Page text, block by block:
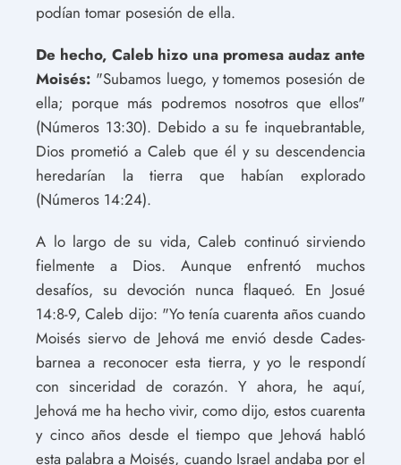
podían tomar posesión de ella.
De hecho, Caleb hizo una promesa audaz ante
Moisés: "Subamos luego, y tomemos posesión de
ella; porque más podremos nosotros que ellos"
(Números 13:30). Debido a su fe inquebrantable,
Dios prometió a Caleb que él y su descendencia
heredarían la tierra que habían explorado
(Números 14:24).
A lo largo de su vida, Caleb continuó sirviendo
fielmente a Dios. Aunque enfrentó muchos
desafíos, su devoción nunca flaqueó. En Josué
14:8-9, Caleb dijo: "Yo tenía cuarenta años cuando
Moisés siervo de Jehová me envió desde Cades-
barnea a reconocer esta tierra, y yo le respondí
con sinceridad de corazón. Y ahora, he aquí,
Jehová me ha hecho vivir, como dijo, estos cuarenta
y cinco años desde el tiempo que Jehová habló
esta palabra a Moisés, cuando Israel andaba por el